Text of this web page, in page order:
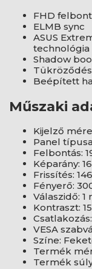
FHD
ELMB sync
ASUS
technológia
Shadow
Beépített
Műszaki
Kijelző
Panel
Felbontás:
Képarány:
Frissítés:
Fényerő:
Válaszidő: 1
Kontraszt:
VESA
Színe:
Termék
Termék